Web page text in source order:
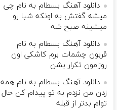
دانلود آهنگ بسطام به نام چی
میشه گفتش به اونکه شبا رو
میشینه صبح شه
دانلود آهنگ بسطام به نام
قربون چشمات برم کاشکی اون
روزامون تکرار بشن
دانلود آهنگ بسطام به نام همه
زدن من نزدم به تو پیدام کن حال
توام بدتر از قبله